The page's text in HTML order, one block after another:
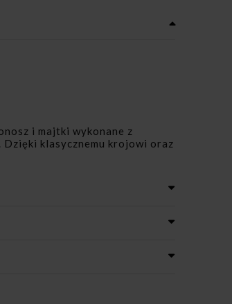
i majtki wykonane z
klasycznemu krojowi oraz